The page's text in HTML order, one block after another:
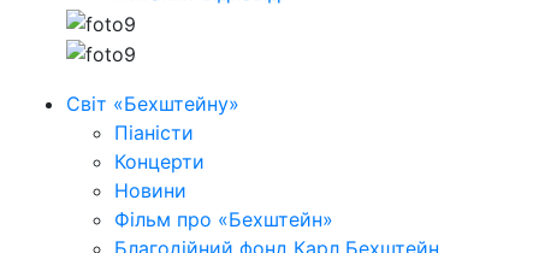
Світ «Бехштейну»
Піаністи
Концерти
Новини
Фільм про «Бехштейн»